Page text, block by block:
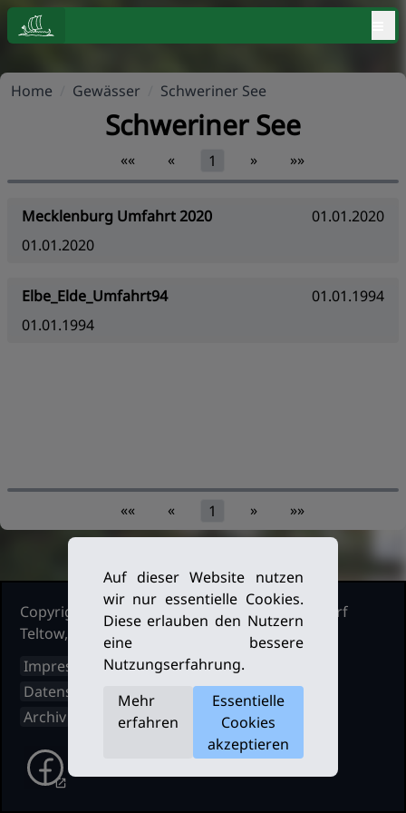
Home Gewässer Schweriner See
Schweriner See
«« « 1 » »»
Mecklenburg Umfahrt 2020
01.01.2020
01.01.2020
Elbe_Elde_Umfahrt94
01.01.1994
01.01.1994
«« « 1 » »»
Copyright Ruderclub Kleinmachnow Stahnsdorf
Teltow, 2026. Alle Rechte vorbehalten.
Impressum
Datenschutz
Archiv
Auf dieser Website nutzen
wir nur essentielle Cookies.
Diese erlauben den Nutzern
eine bessere
Nutzungserfahrung.
Mehr
erfahren
Essentielle
Cookies
akzeptieren